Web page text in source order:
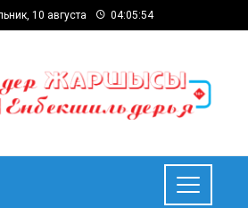
10 августа 04:05:55